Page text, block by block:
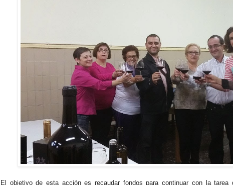
El objetivo de esta acción es recaudar fondos para continuar con la tarea